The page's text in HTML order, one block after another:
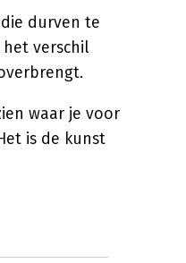
durven te
verschil
waar je voor
is de kunst